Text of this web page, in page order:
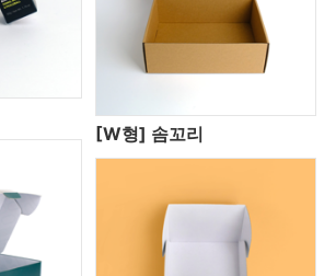
[W형] 솜꼬리